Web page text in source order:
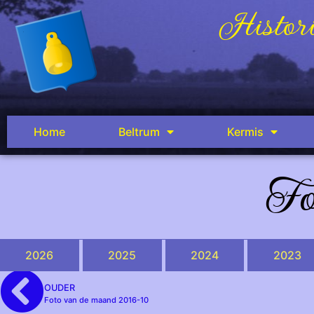
Home Beltrum Kermis
2026 2025 2024 2023
OUDER
Foto van de maand 2016-10